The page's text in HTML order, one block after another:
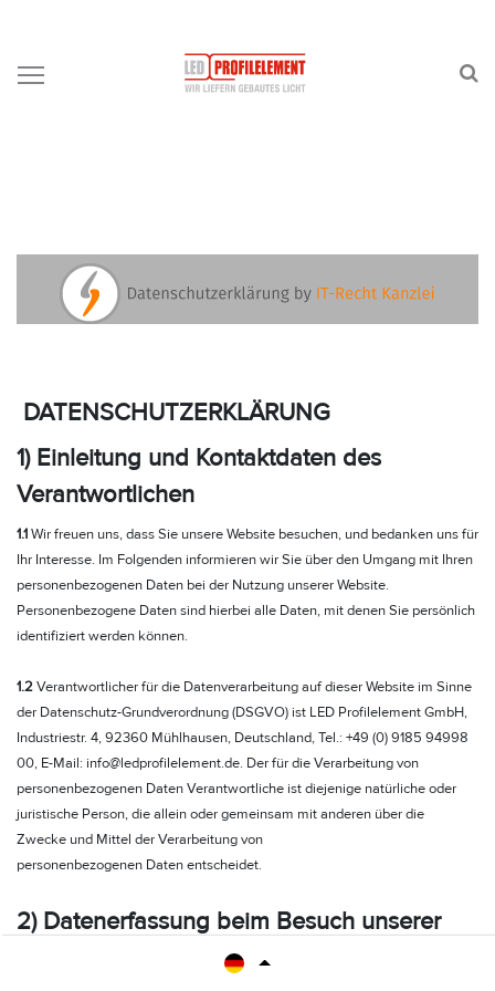
DATENSCHUTZERKLÄRUNG
1) Einleitung und Kontaktdaten des
Verantwortlichen
1.1Wir freuen uns, dass Sie unsere Website besuchen, und bedanken uns für
Ihr Interesse. Im Folgenden informieren wir Sie über den Umgang mit Ihren
personenbezogenen Daten bei der Nutzung unserer Website.
Personenbezogene Daten sind hierbei alle Daten, mit denen Sie persönlich
identifiziert werden können.
1.2Verantwortlicher für die Datenverarbeitung auf dieser Website im Sinne
der Datenschutz-Grundverordnung (DSGVO) ist LED Profilelement GmbH,
Industriestr. 4, 92360 Mühlhausen, Deutschland, Tel.: +49 (0) 9185 94998
00, E-Mail: info@ledprofilelement.de. Der für die Verarbeitung von
personenbezogenen Daten Verantwortliche ist diejenige natürliche oder
juristische Person, die allein oder gemeinsam mit anderen über die
Zwecke und Mittel der Verarbeitung von
personenbezogenen Daten entscheidet.
2) Datenerfassung beim Besuch unserer